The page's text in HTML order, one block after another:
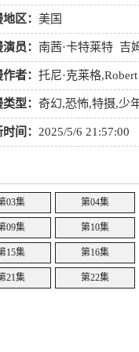
区： 美国
员： 南茜·卡特莱特 吉
頓·佛林 凯姆·克拉克
者： 托尼·克莱格
型： 奇幻,恐怖,特摄,少
间： 2025/5/6 21:57:00
03集 第04集
09集 第10集
15集 第16集
21集 第22集